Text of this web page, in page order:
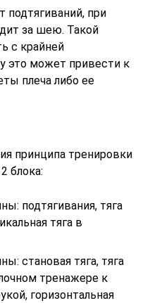
подтягиваний, при
за шею. Такой
с крайней
это может привести к
плеча либо ее
принципа тренировки
блока:
подтягивания, тяга
тяга в
становая тяга, тяга
тренажере к
горизонтальная